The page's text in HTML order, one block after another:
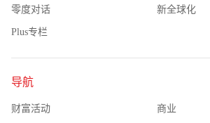
零度对话 新全球化
Plus专栏
导航
财富活动 商业